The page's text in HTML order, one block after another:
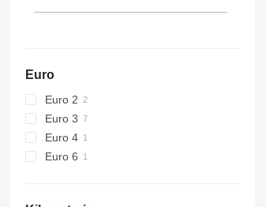
432
434
444
589
Euro
Euro 2
Euro 3
Euro 4
Euro 6